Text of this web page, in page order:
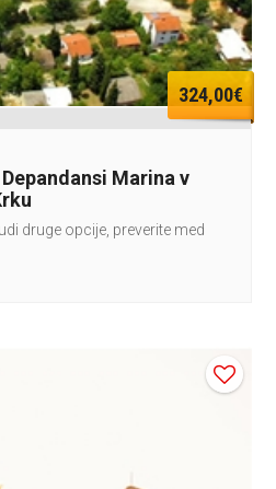
324,00€
Marina v
druge opcije, preverite med